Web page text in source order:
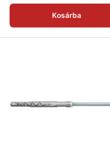
Kosárba